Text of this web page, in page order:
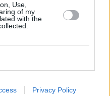
Use,
of my
with the
Privacy Policy